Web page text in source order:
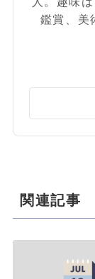
鑑賞、美
関連記事